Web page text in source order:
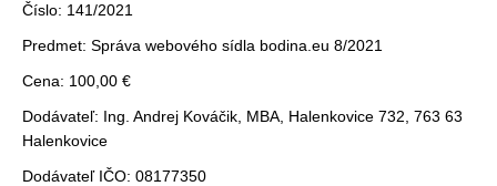
Číslo: 141/2021
Predmet: Správa webového sídla bodina.eu 8/2021
Cena: 100,00 €
Dodávateľ: Ing. Andrej Kováčik, MBA, Halenkovice 732, 763 63
Halenkovice
Dodávateľ IČO: 08177350